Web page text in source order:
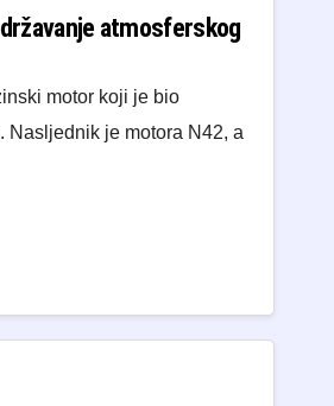
atmosferskog
motor koji je bio
Nasljednik je motora N42, a